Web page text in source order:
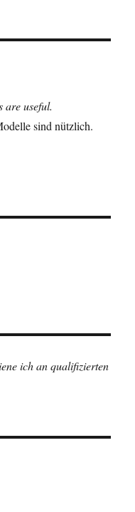
are useful.
sind nützlich.
ich an qualifizierten